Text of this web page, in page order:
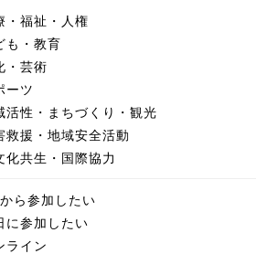
・福祉・人権
も・教育
・芸術
ーツ
活性・まちづくり・観光
救援・地域安全活動
化共生・国際協力
ら参加したい
に参加したい
ライン